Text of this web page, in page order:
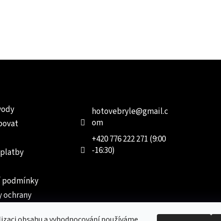
podmínky
ochrany
hotovebryle@gmail.c
om
+420 776 222 271 (9:00
-16:30)